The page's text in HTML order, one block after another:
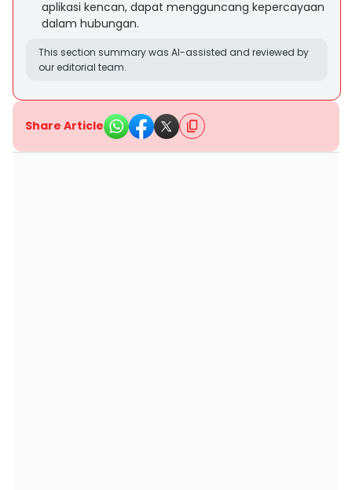
aplikasi kencan, dapat mengguncang kepercayaan
dalam hubungan.
This section summary was AI-assisted and reviewed by
our editorial team.
Share Article